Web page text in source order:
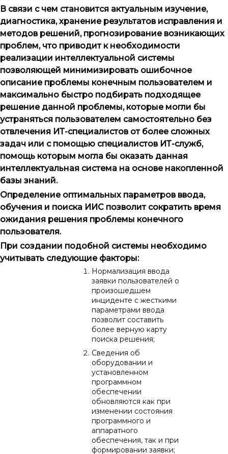
В связи с чем становится актуальным изучение,
диагностика, хранение результатов исправления и
методов решений, прогнозирование возникающих
проблем, что приводит к необходимости
реализации интеллектуальной системы
позволяющей минимизировать ошибочное
описание проблемы конечным пользователем и
максимально быстро подбирать подходящее
решение данной проблемы, которые могли бы
устраняться пользователем самостоятельно без
отвлечения ИТ-специалистов от более сложных
задач или с помощью специалистов ИТ-служб,
помощь которым могла бы оказать данная
интеллектуальная система на основе накопленной
базы знаний.
Определение оптимальных параметров ввода,
обучения и поиска ИИС позволит сократить время
ожидания решения проблемы конечного
пользователя.
При создании подобной системы необходимо
учитывать следующие факторы:
Нормализация ввода
заявки пользователей о
произошедшем
инциденте с жесткими
параметрами ввода
позволит составить
более верную карту
поиска решения;
Сведения об
оборудовании и
установленном
программном
обеспечении
обновляются как при
изменении состояния
программного и
аппаратного
обеспечения, так и при
формировании заявки;